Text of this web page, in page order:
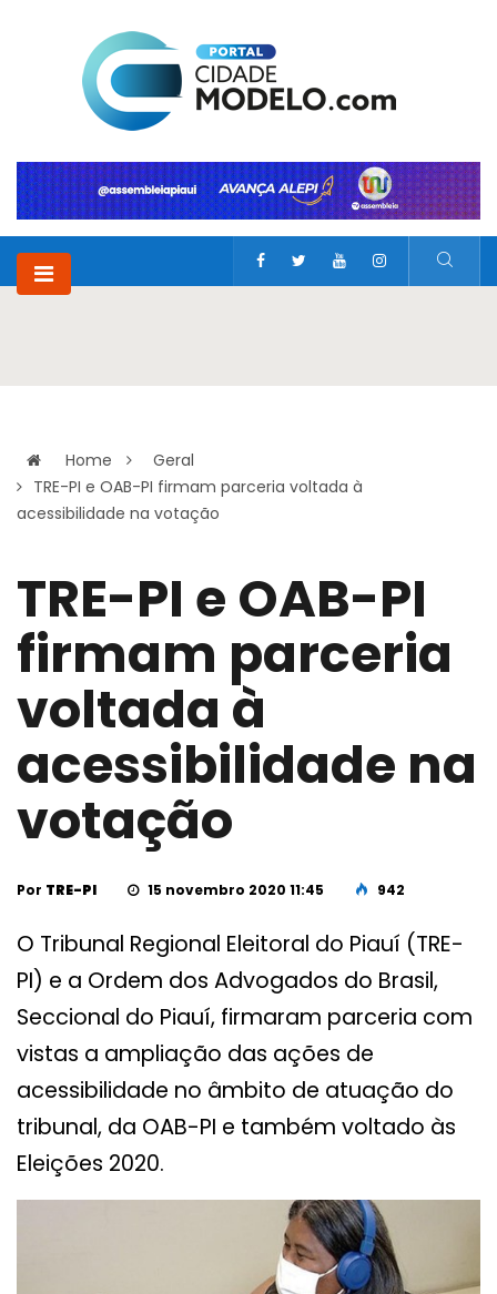
Home
Geral
TRE-PI e OAB-PI firmam parceria voltada à
acessibilidade na votação
TRE-PI e OAB-PI
firmam parceria
voltada à
acessibilidade na
votação
Por TRE-PI 15 novembro 2020 11:45 942
O Tribunal Regional Eleitoral do Piauí (TRE-
PI) e a Ordem dos Advogados do Brasil,
Seccional do Piauí, firmaram parceria com
vistas a ampliação das ações de
acessibilidade no âmbito de atuação do
tribunal, da OAB-PI e também voltado às
Eleições 2020.